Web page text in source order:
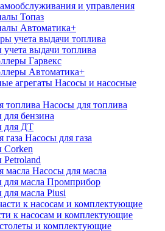
и управления
Топаз
Автоматика+
выдачи топлива
Гарвекс
Автоматика+
Насосы и насосные
Насосы для топлива
бензина
для ДТ
Насосы для газа
Corken
Насосы для масла
для масла Промприбор
масла Piusi
к насосам и комплектующие